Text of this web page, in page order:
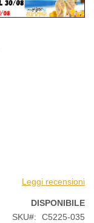
Leggi recensioni
DISPONIBILE
SKU
C5225-035